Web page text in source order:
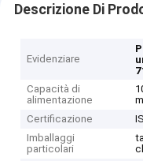
Descrizione Di
Evidenziare
Capacità di
alimentazione
Certificazione
Imballaggi
particolari